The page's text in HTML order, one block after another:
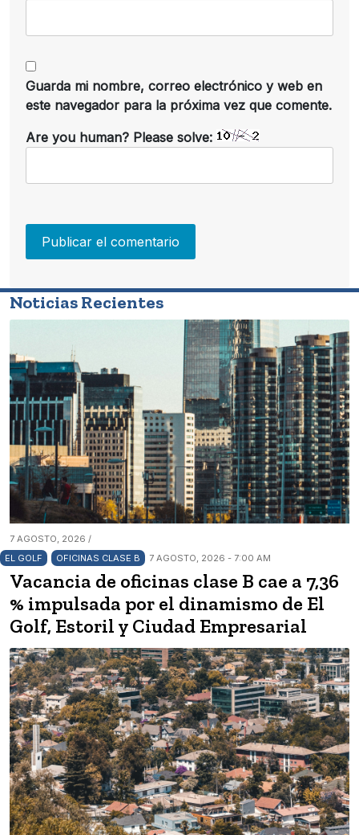
Guarda mi nombre, correo electrónico y web en
este navegador para la próxima vez que comente.
Are you human? Please solve:
Noticias Recientes
7 AGOSTO, 2026 /
EL GOLF
OFICINAS CLASE B 7 AGOSTO, 2026 - 7:00 AM
Vacancia de oficinas clase B cae a 7,36
% impulsada por el dinamismo de El
Golf, Estoril y Ciudad Empresarial